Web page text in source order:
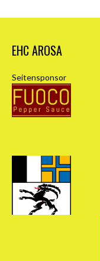
EHC AROSA
Seitensponsor